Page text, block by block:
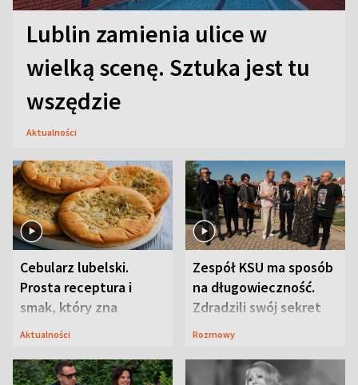
Lublin zamienia ulice w
wielką scenę. Sztuka jest tu
wszędzie
Aktualności
Cebularz lubelski.
Prosta receptura i
smak, który zna
Lubelszczyzna
Aktualności
Zespół KSU ma sposób
na długowieczność.
Zdradzili swój sekret
Rozmowy